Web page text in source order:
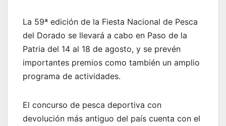
La 59ª edición de la Fiesta Nacional de Pesca
del Dorado se llevará a cabo en Paso de la
Patria del 14 al 18 de agosto, y se prevén
importantes premios como también un amplio
programa de actividades.
El concurso de pesca deportiva con
devolución más antiguo del país cuenta con el